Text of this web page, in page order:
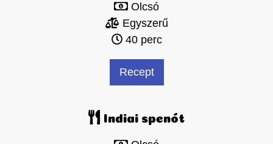
Olcsó
Egyszerű
40 perc
Recept
Indiai spenót